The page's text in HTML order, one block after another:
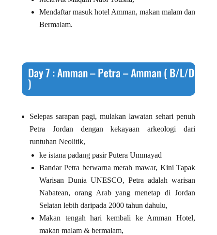
Mendaftar masuk hotel Amman, makan malam dan
Bermalam.
Day 7 : Amman – Petra – Amman ( B/L/D
)
Selepas sarapan pagi, mulakan lawatan sehari penuh
Petra Jordan dengan kekayaan arkeologi dari
runtuhan Neolitik,
ke istana padang pasir Putera Ummayad
Bandar Petra berwarna merah mawar, Kini Tapak
Warisan Dunia UNESCO, Petra adalah warisan
Nabatean, orang Arab yang menetap di Jordan
Selatan lebih daripada 2000 tahun dahulu,
Makan tengah hari kembali ke Amman Hotel,
makan malam & bermalam,